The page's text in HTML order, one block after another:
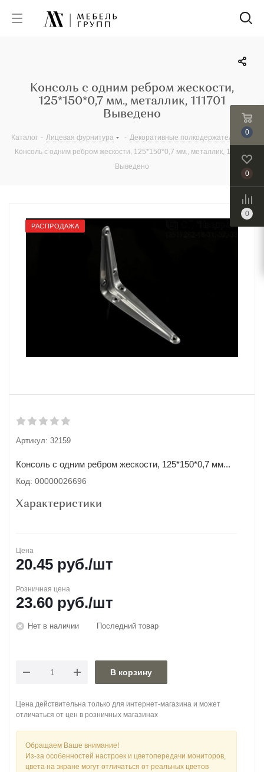
Консоль с одним ребром жескости,
125*150*0,7 мм., металлик, 111701
Выведено
Каталог - Лицевая фурнитура - Декоративные полкодержатели
-
Консоль с одним ребром жескости, 125*150*0,7 мм., металлик, 111701
Выведено
РАСПРОДАЖА
Артикул: 32159
Консоль с одним ребром жескости, 125*150*0,7 мм...
Код: 00000026696
Характеристики
Цена
20.45 руб./шт
Розничная цена
23.60 руб./шт
Нет в наличии Последний товар
В корзину
Цена действительна только для интернет-магазина и может
отличаться от цен в розничных магазинах
Обращаем Ваше внимание!
Из-за особенностей настроек и цветопередачи мониторов,
цвета на экране могут отличаться от реальных цветов
0
0
0